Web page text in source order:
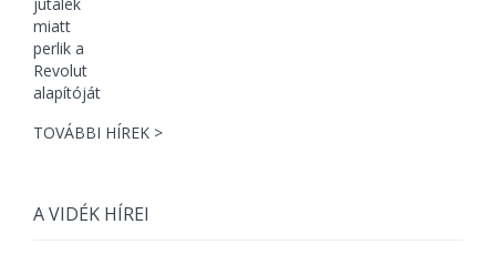
TOVÁBBI HÍREK >
A VIDÉK HÍREI